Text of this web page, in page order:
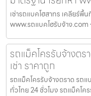
เช่ารถแบคโฮสาทร เคลียร์พื้
www.รถแบคโฮรับจ้าง
รถแม็คโครรับจ้างตร
เช่า ราคาถูก
รถแม็คโครรับจ้างตราด รถแ
ทั่วไทย 24 ชั่วโมง รถแม็คโค